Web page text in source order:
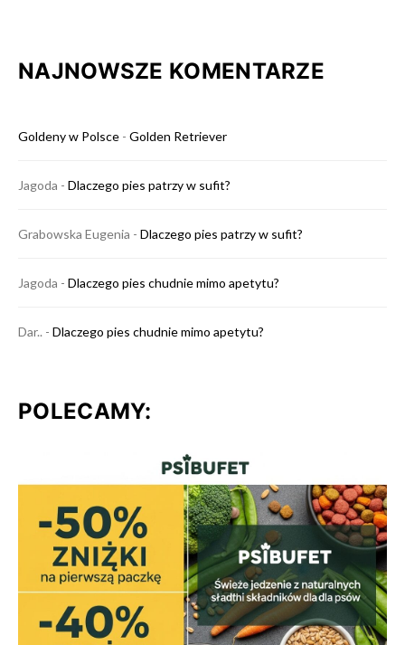
NAJNOWSZE KOMENTARZE
Goldeny w Polsce - Golden Retriever
Jagoda - Dlaczego pies patrzy w sufit?
Grabowska Eugenia - Dlaczego pies patrzy w sufit?
Jagoda - Dlaczego pies chudnie mimo apetytu?
Dar.. - Dlaczego pies chudnie mimo apetytu?
POLECAMY: